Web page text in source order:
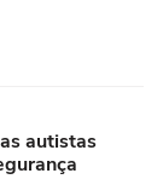
autistas